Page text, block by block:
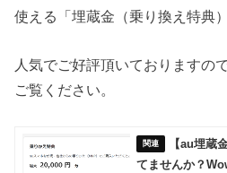
使える「埋蔵金（乗り換え特典
人気でご好評頂いておりますの
ご覧ください。
【au埋蔵
てませんか？